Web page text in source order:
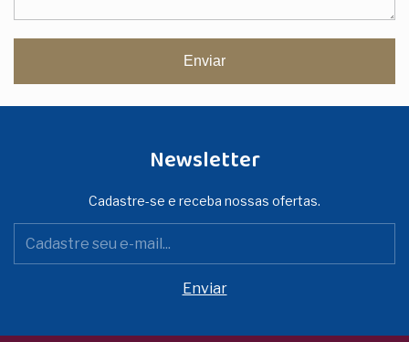
Enviar
Newsletter
Cadastre-se e receba nossas ofertas.